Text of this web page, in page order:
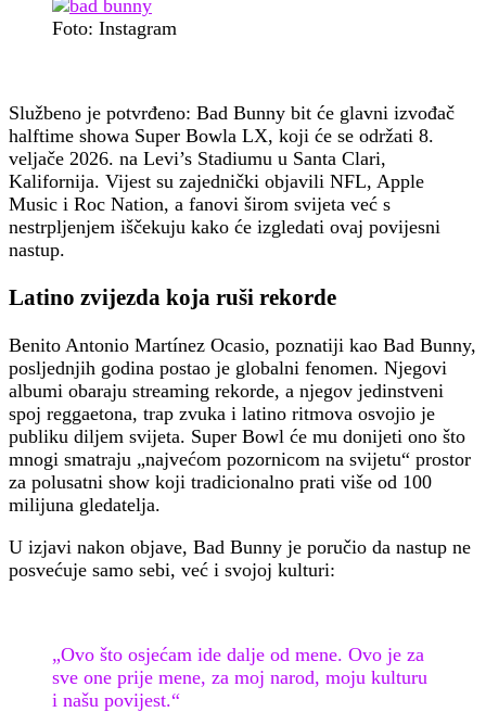
Foto: Instagram
Službeno je potvrđeno: Bad Bunny bit će glavni izvođač
halftime showa Super Bowla LX, koji će se održati 8.
veljače 2026. na Levi’s Stadiumu u Santa Clari,
Kalifornija. Vijest su zajednički objavili NFL, Apple
Music i Roc Nation, a fanovi širom svijeta već s
nestrpljenjem iščekuju kako će izgledati ovaj povijesni
nastup.
Latino zvijezda koja ruši rekorde
Benito Antonio Martínez Ocasio, poznatiji kao Bad Bunny,
posljednjih godina postao je globalni fenomen. Njegovi
albumi obaraju streaming rekorde, a njegov jedinstveni
spoj reggaetona, trap zvuka i latino ritmova osvojio je
publiku diljem svijeta. Super Bowl će mu donijeti ono što
mnogi smatraju „najvećom pozornicom na svijetu“ prostor
za polusatni show koji tradicionalno prati više od 100
milijuna gledatelja.
U izjavi nakon objave, Bad Bunny je poručio da nastup ne
posvećuje samo sebi, već i svojoj kulturi:
„Ovo što osjećam ide dalje od mene. Ovo je za
sve one prije mene, za moj narod, moju kulturu
i našu povijest.“